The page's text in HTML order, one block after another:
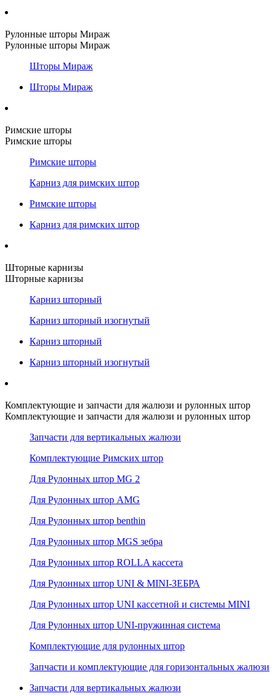
Рулонные шторы Мираж
Рулонные шторы Мираж
Шторы Мираж
Шторы Мираж
Римские шторы
Римские шторы
Римские шторы
Карниз для римских штор
Римские шторы
Карниз для римских штор
Шторные карнизы
Шторные карнизы
Карниз шторный
Карниз шторный изогнутый
Карниз шторный
Карниз шторный изогнутый
Комплектующие и запчасти для жалюзи и рулонных штор
Комплектующие и запчасти для жалюзи и рулонных штор
Запчасти для вертикальных жалюзи
Комплектующие Римских штор
Для Рулонных штор MG 2
Для Рулонных штор AMG
Для Рулонных штор benthin
Для Рулонных штор MGS зебра
Для Рулонных штор ROLLA кассета
Для Рулонных штор UNI & MINI-ЗЕБРА
Для Рулонных штор UNI кассетной и системы MINI
Для Рулонных штор UNI-пружинная система
Комплектующие для рулонных штор
Запчасти и комплектующие для горизонтальных жалюзи
Запчасти для вертикальных жалюзи